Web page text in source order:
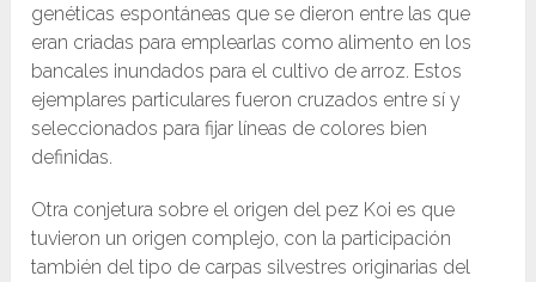
genéticas espontáneas que se dieron entre las que
eran criadas para emplearlas como alimento en los
bancales inundados para el cultivo de arroz. Estos
ejemplares particulares fueron cruzados entre sí y
seleccionados para fijar líneas de colores bien
definidas.
Otra conjetura sobre el origen del pez Koi es que
tuvieron un origen complejo, con la participación
también del tipo de carpas silvestres originarias del